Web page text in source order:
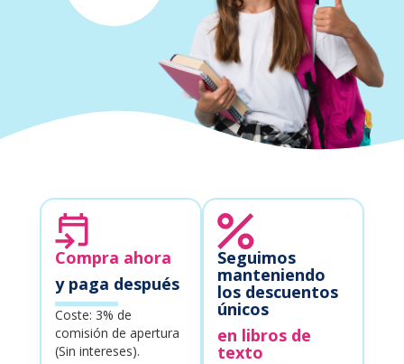
Compra ahora
y paga después
Coste: 3% de
comisión de apertura
(Sin intereses).
Seguimos
manteniendo
los descuentos
únicos
en libros de
texto